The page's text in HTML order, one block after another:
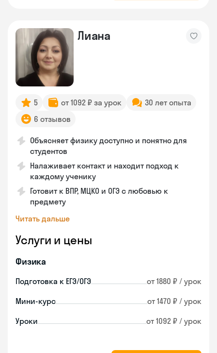
Лиана
5 от 1092 ₽ за урок
30 лет опыта
6 отзывов
Объясняет физику доступно и понятно для
студентов
Налаживает контакт и находит подход к
каждому ученику
Готовит к ВПР, МЦКО и ОГЭ с любовью к
предмету
Читать дальше
Услуги и цены
Физика
Подготовка к ЕГЭ/ОГЭ от 1880 ₽ / урок
Мини-курс от 1470 ₽ / урок
Уроки от 1092 ₽ / урок